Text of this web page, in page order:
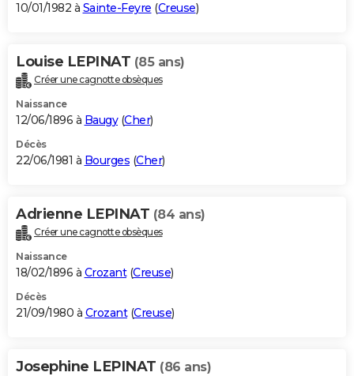
10/01/1982 à Sainte-Feyre (Creuse)
Louise LEPINAT (85 ans)
Créer une cagnotte obsèques
Naissance
12/06/1896 à Baugy(Cher)
Décès
22/06/1981 à Bourges (Cher)
Adrienne LEPINAT (84 ans)
Créer une cagnotte obsèques
Naissance
18/02/1896 à Crozant(Creuse)
Décès
21/09/1980 à Crozant(Creuse)
Josephine LEPINAT (86 ans)